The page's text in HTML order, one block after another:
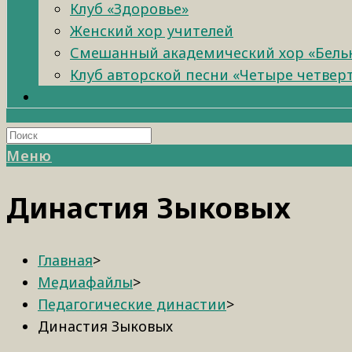
Клуб «Здоровье»
Женский хор учителей
Смешанный академический хор
Клуб авторской песни «Четыре
Меню
Династия Зыковых
Главная>
Медиафайлы>
Педагогические династии>
Династия Зыковых